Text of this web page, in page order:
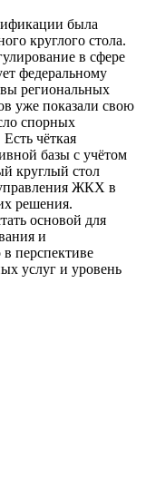
была
круглого стола.
в сфере
федеральному
региональных
уже показали свою
спорных
чёткая
базы с учётом
круглый стол
ЖКХ в
решения.
основой для
и
в перспективе
услуг и уровень